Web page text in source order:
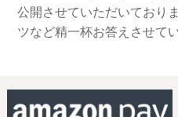
公開させていただいており
ツなど精一杯お答えさせて